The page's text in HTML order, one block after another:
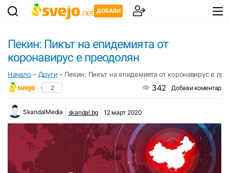
ДОБАВИ
Пекин: Пикът на епидемията от
коронавирус е преодолян
Начало – Други – Пекин: Пикът на епидемията от коронавирус е
2 342 Добави коментар
SkandalMedia skandal.bg 12 март 2020